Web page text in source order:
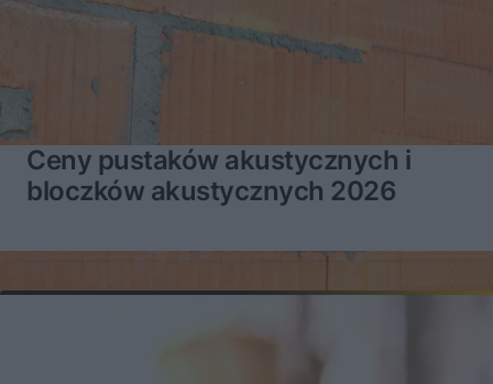
Ceny pustaków akustycznych i
bloczków akustycznych 2026